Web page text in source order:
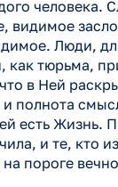
человека.
видимое
Люди,
как тюрьма,
в Ней
и полнота
есть Жизнь.
и те, кто
пороге